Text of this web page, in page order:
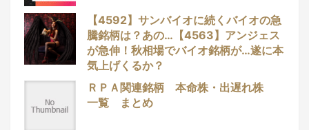
【4592】サンバイオに続くバイオの急
騰銘柄は？あの…【4563】アンジェス
が急伸！秋相場でバイオ銘柄が…遂に本
気上げくるか？
ＲＰＡ関連銘柄 本命株・出遅れ株
一覧 まとめ